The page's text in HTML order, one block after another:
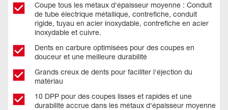
Coupe tous les métaux d'épaisseur moyenne : Conduit
de tube électrique métallique, contrefiche, conduit
rigide, tuyau en acier inoxydable, contrefiche en acier
inoxydable et cuivre.
Dents en carbure optimisées pour des coupes en
douceur et une meilleure durabilité
Grands creux de dents pour faciliter l'éjection du
matériau​
10 DPP pour des coupes lisses et rapides et une
durabilité accrue dans les métaux d'épaisseur moyenne